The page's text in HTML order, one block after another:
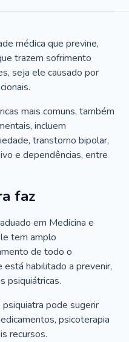
médica que previne,
trazem sofrimento
seja ele causado por
mais comuns, também
incluem
transtorno bipolar,
e dependências, entre
faz
em Medicina e
tem amplo
de todo o
está habilitado a prevenir,
psiquiátricas.
pode sugerir
psicoterapia
recursos.